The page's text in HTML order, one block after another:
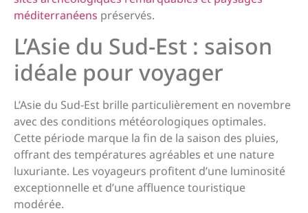
méditerranéens préservés.
L’Asie du Sud-Est : saison
idéale pour voyager
L’Asie du Sud-Est brille particulièrement en novembre
avec des conditions météorologiques optimales.
Cette période marque la fin de la saison des pluies,
offrant des températures agréables et une nature
luxuriante. Les voyageurs profitent d’une luminosité
exceptionnelle et d’une affluence touristique
modérée.